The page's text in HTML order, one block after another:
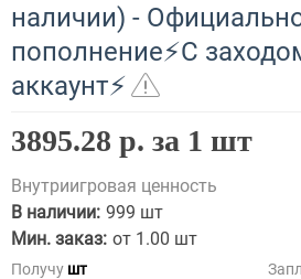
наличии) -
пополнение⚡С
аккаунт⚡
3895.28 р. за 1 шт
Внутриигровая ценность
В наличии: 999 шт
Мин. заказ: от 1.00 шт
Получу шт